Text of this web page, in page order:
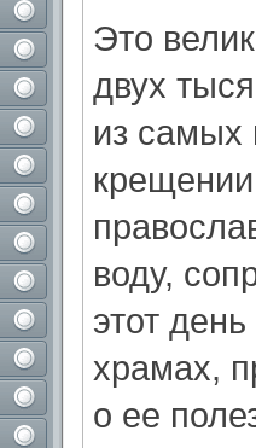
Это
двух
из самых
воду,
этот
храмах,
о ее